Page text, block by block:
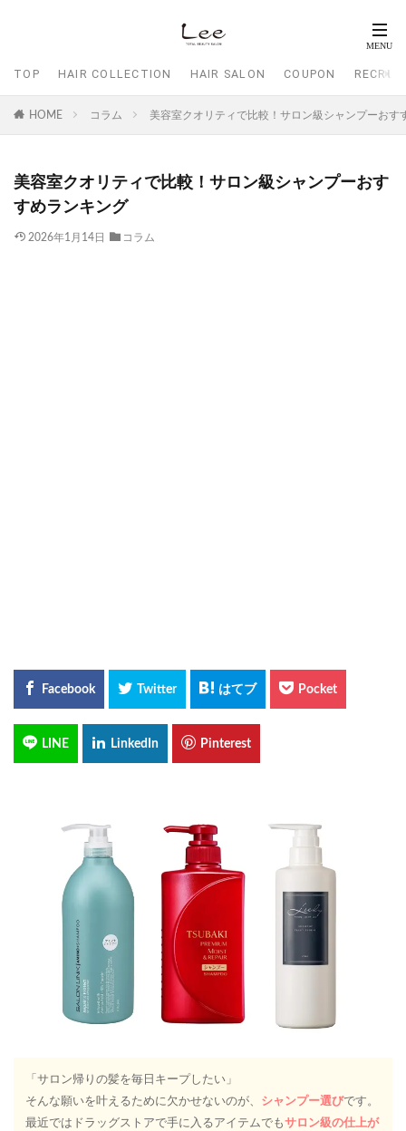
TOP HAIR COLLECTION HAIR SALON COUPON
HOME コラム 美容室クオリティで比較！サロン級シャンプーおす
美容室クオリティで比較！サロン級シャンプーおす
すめランキング
2026年1月14日 コラム
「サロン帰りの髪を毎日キープしたい」
そんな願いを叶えるために欠かせないのが、
シャンプー選びです。
最近ではドラッグストアで手に入るアイテムでもサロン級の仕上が